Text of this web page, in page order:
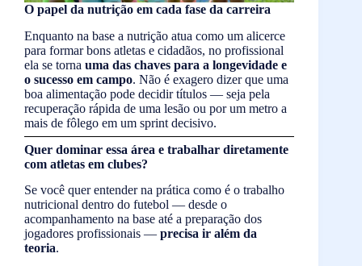
O papel da nutrição em cada fase da carreira
Enquanto na base a nutrição atua como um alicerce
para formar bons atletas e cidadãos, no profissional
ela se torna uma das chaves para a longevidade e
o sucesso em campo. Não é exagero dizer que uma
boa alimentação pode decidir títulos — seja pela
recuperação rápida de uma lesão ou por um metro a
mais de fôlego em um sprint decisivo.
Quer dominar essa área e trabalhar diretamente
com atletas em clubes?
Se você quer entender na prática como é o trabalho
nutricional dentro do futebol — desde o
acompanhamento na base até a preparação dos
jogadores profissionais — precisa ir além da
teoria.